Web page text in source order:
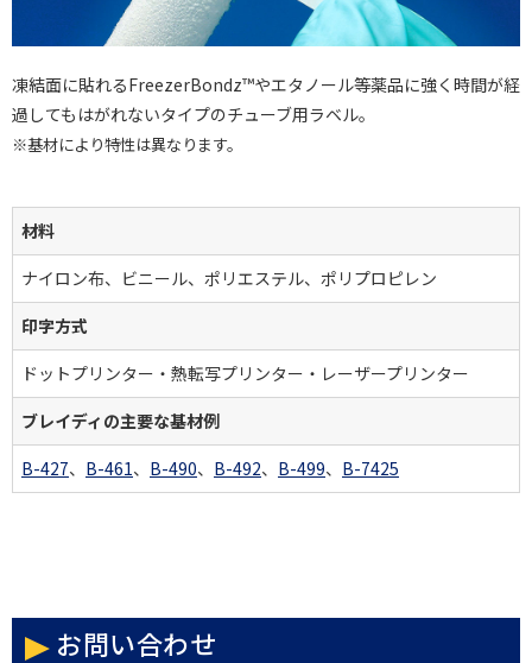
凍結面に貼れるFreezerBondz™やエタノール等薬品に強く時間が経
過してもはがれないタイプのチューブ用ラベル。
※基材により特性は異なります。
材料
ナイロン布、ビニール、ポリエステル、ポリプロピレン
印字方式
ドットプリンター・熱転写プリンター・レーザープリンター
ブレイディの主要な基材例
B-427、 B-461、 B-490、 B-492、 B-499、 B-7425
お問い合わせ